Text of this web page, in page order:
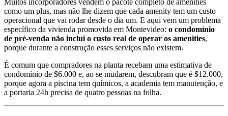
Muitos incorporadores vendem o pacote completo de amenities
como um plus, mas não lhe dizem que cada amenity tem um custo
operacional que vai rodar desde o dia um. E aqui vem um problema
específico da vivienda promovida em Montevideo: o condomínio
de pré-venda não inclui o custo real de operar os amenities,
porque durante a construção esses serviços não existem.
É comum que compradores na planta recebam uma estimativa de
condomínio de $6.000 e, ao se mudarem, descubram que é $12.000,
porque agora a piscina tem químicos, a academia tem manutenção, e
a portaria 24h precisa de quatro pessoas na folha.